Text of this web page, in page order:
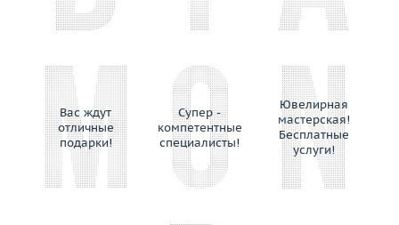
Вас ждут
отличные
подарки!
Супер -
компетентные
специалисты!
Ювелирная
мастерская!
Бесплатные
услуги!